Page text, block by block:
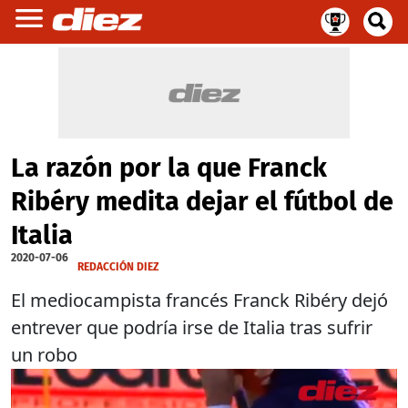
La razón por la que Franck
Ribéry medita dejar el fútbol de
Italia
2020-07-06
REDACCIÓN DIEZ
El mediocampista francés Franck Ribéry dejó
entrever que podría irse de Italia tras sufrir
un robo